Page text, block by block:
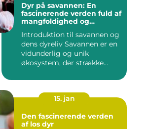
Dyr på savannen: En
fascinerende verden fuld af
mangfoldighed og
Introduktion til savannen og
dens dyreliv Savannen er en
vidunderlig og unik
økosystem, der strække...
15. jan
Den fascinerende verden
af los dyr